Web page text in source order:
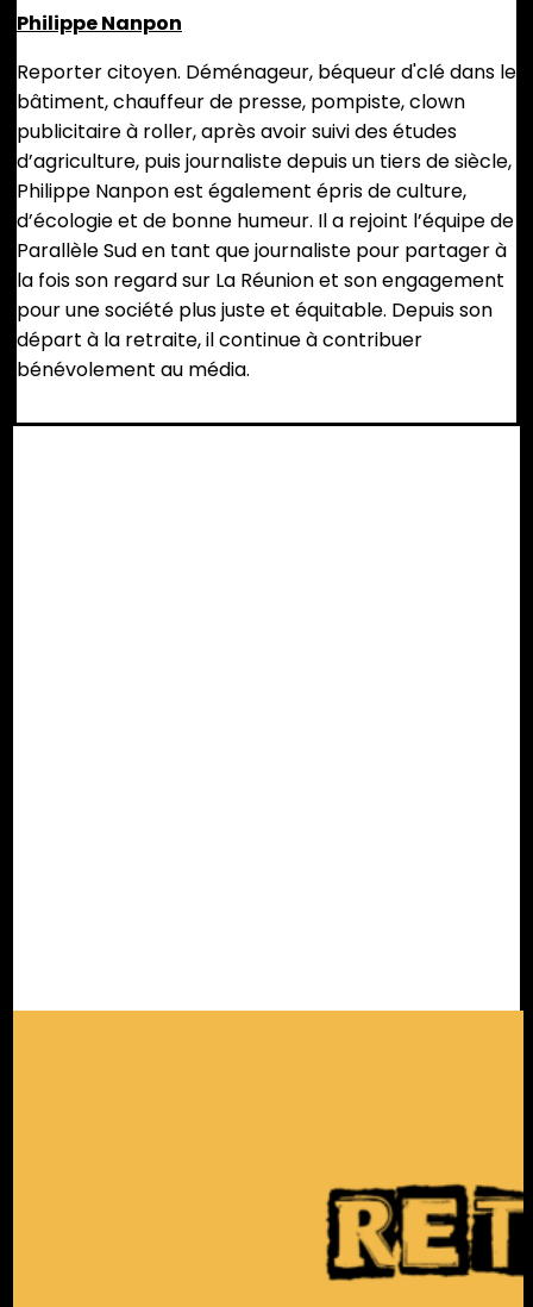
Philippe Nanpon
Reporter citoyen. Déménageur, béqueur d'clé dans le
bâtiment, chauffeur de presse, pompiste, clown
publicitaire à roller, après avoir suivi des études
d’agriculture, puis journaliste depuis un tiers de siècle,
Philippe Nanpon est également épris de culture,
d’écologie et de bonne humeur. Il a rejoint l’équipe de
Parallèle Sud en tant que journaliste pour partager à
la fois son regard sur La Réunion et son engagement
pour une société plus juste et équitable. Depuis son
départ à la retraite, il continue à contribuer
bénévolement au média.